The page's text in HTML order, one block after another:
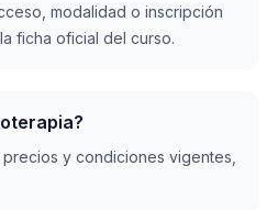
modalidad o inscripción
ficha oficial del curso.
y condiciones vigentes,